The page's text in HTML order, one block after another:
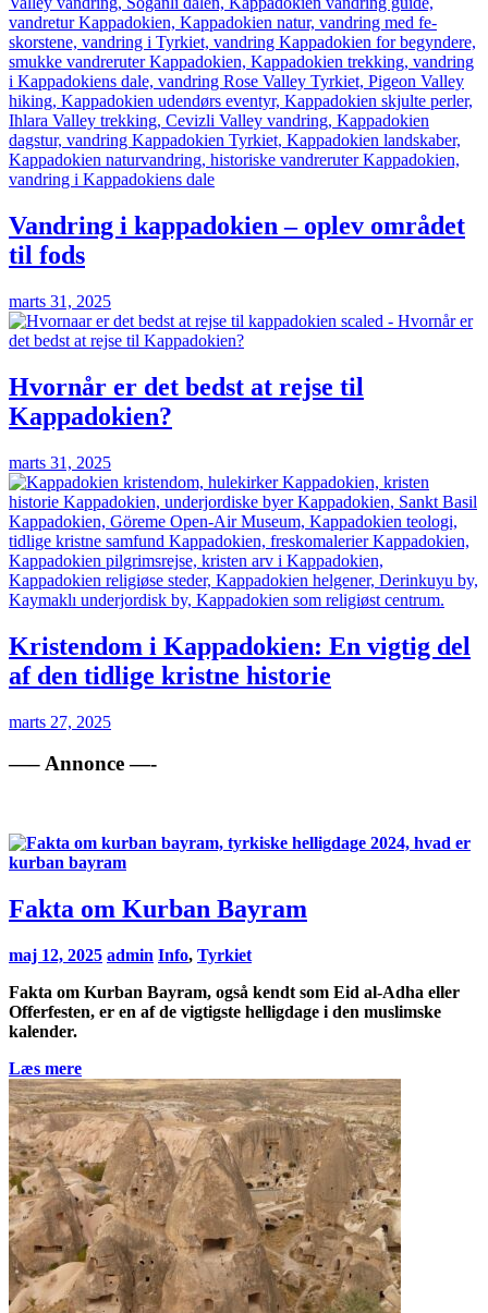
Vandring i kappadokien – oplev området
til fods
marts 31, 2025
Hvornår er det bedst at rejse til
Kappadokien?
marts 31, 2025
Kristendom i Kappadokien: En vigtig del
af den tidlige kristne historie
marts 27, 2025
—– Annonce —-
Fakta om Kurban Bayram
maj 12, 2025 admin Info, Tyrkiet
Fakta om Kurban Bayram, også kendt som Eid al-Adha eller
Offerfesten, er en af de vigtigste helligdage i den muslimske
kalender.
Læs mere